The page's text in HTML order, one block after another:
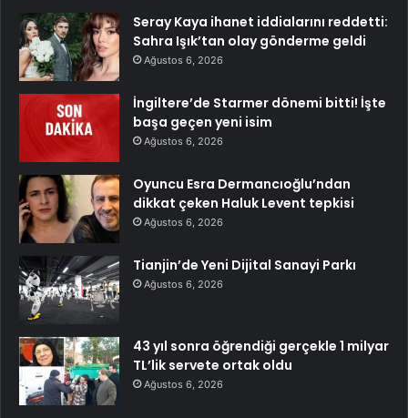
Seray Kaya ihanet iddialarını reddetti:
Sahra Işık’tan olay gönderme geldi
Ağustos 6, 2026
İngiltere’de Starmer dönemi bitti! İşte
başa geçen yeni isim
Ağustos 6, 2026
Oyuncu Esra Dermancıoğlu’ndan
dikkat çeken Haluk Levent tepkisi
Ağustos 6, 2026
Tianjin’de Yeni Dijital Sanayi Parkı
Ağustos 6, 2026
43 yıl sonra öğrendiği gerçekle 1 milyar
TL’lik servete ortak oldu
Ağustos 6, 2026